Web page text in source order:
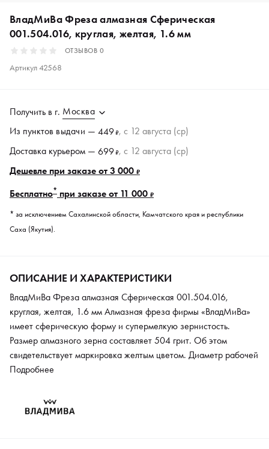
ВладМиВа Фреза алмазная Сферическая
001.504.016, круглая, желтая, 1.6 мм
ОТЗЫВОВ 0
Артикул42568
Получить в г. Москва
Из пунктов выдачи — 449₽, c 12 августа (ср)
Доставка курьером — 699₽, c 12 августа (ср)
Дешевле при заказе от 3 000 ₽
Бесплатно* при заказе от 11 000 ₽
* за исключением Сахалинской области, Камчатского края и республики
Саха (Якутия).
ОПИСАНИЕ И ХАРАКТЕРИСТИКИ
ВладМиВа Фреза алмазная Сферическая 001.504.016,
круглая, желтая, 1.6 мм Алмазная фреза фирмы «ВладМиВа»
имеет сферическую форму и супермелкую зернистость.
Размер алмазного зерна составляет 504 грит. Об этом
свидетельствует маркировка желтым цветом. Диаметр рабочей
части равен 1,6 мм. Инструмент используется на
кутикулы и околоногтевых валиков. Алмазное покрытие
характеризуется особой прочностью. Насадки не стираются и
Подробнее